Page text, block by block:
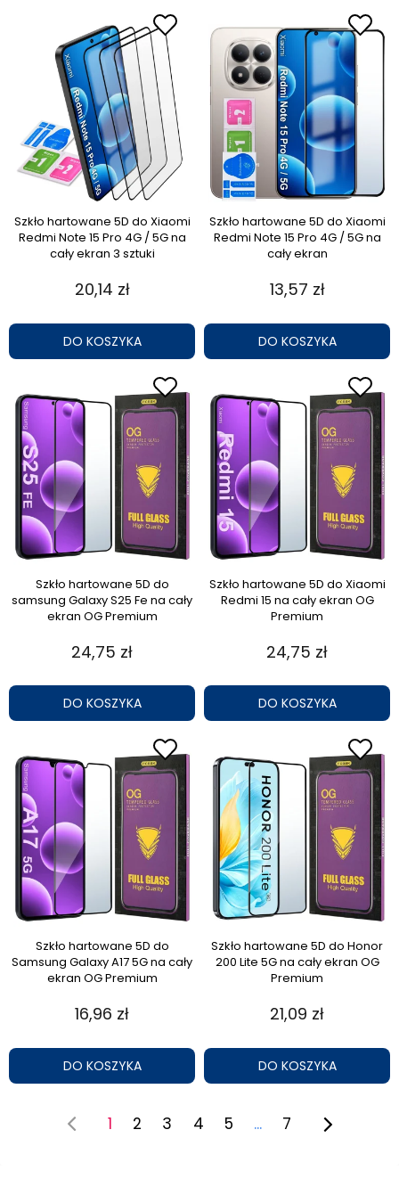
Szkło hartowane 5D do Xiaomi
Redmi Note 15 Pro 4G / 5G na
cały ekran 3 sztuki
20,14 zł
DO KOSZYKA
Szkło hartowane 5D do Xiaomi
Redmi Note 15 Pro 4G / 5G na
cały ekran
13,57 zł
DO KOSZYKA
Szkło hartowane 5D do
samsung Galaxy S25 Fe na cały
ekran OG Premium
24,75 zł
DO KOSZYKA
Szkło hartowane 5D do Xiaomi
Redmi 15 na cały ekran OG
Premium
24,75 zł
DO KOSZYKA
Szkło hartowane 5D do
Samsung Galaxy A17 5G na cały
ekran OG Premium
16,96 zł
DO KOSZYKA
Szkło hartowane 5D do Honor
200 Lite 5G na cały ekran OG
Premium
21,09 zł
DO KOSZYKA
1 2 3 4 5 ... 7